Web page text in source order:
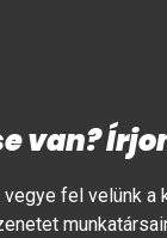
van?
vegye fel velünk a